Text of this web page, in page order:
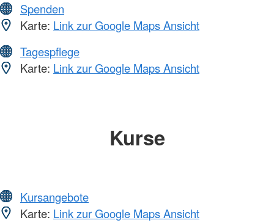
Spenden
Karte: Link zur Google Maps Ansicht
Tagespflege
Karte: Link zur Google Maps Ansicht
Kurse
Kursangebote
Karte: Link zur Google Maps Ansicht